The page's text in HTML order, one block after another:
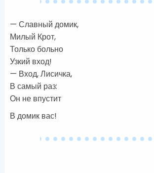
— Славный домик,
Милый Крот,
Только больно
Узкий вход!
— Вход, Лисичка,
В самый раз:
Он не впустит
В домик вас!